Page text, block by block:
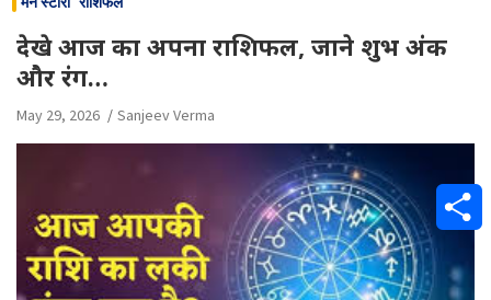
देखे आज का अपना राशिफल, जाने शुभ अंक
और रंग…
May 29, 2026 Sanjeev Verma